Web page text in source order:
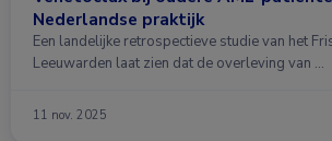
Nederlandse praktijk
Een landelijke retrospectieve studie van het
Leeuwarden laat zien dat de overleving van …
11 nov. 2025